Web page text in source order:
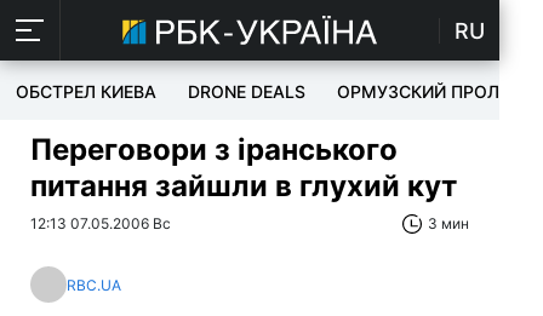
RU
ОБСТРЕЛ КИЕВА DRONE DEALS ОРМУЗСКИЙ ПРОЛИВ
Переговори з іранського
питання зайшли в глухий кут
12:13 07.05.2006 Вс 3 мин
RBC.UA